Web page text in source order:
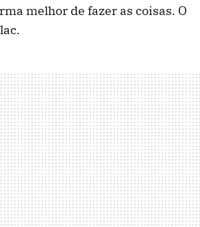
melhor de fazer as coisas. O